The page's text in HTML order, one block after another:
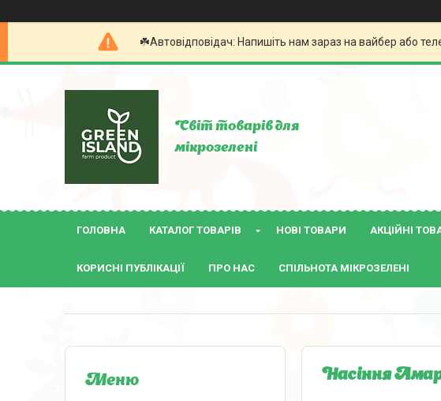
☘️Автовідповідач: Напишіть нам зараз на вайбер або
Світ товарів для
мікрозелені
ГОЛОВНА КАТАЛОГ ТОВАРІВ НОВІ ТОВАРИ АКЦІЙНІ
КОРИСНІ ПУБЛІКАЦІЇ ПРО НАС СПІЛЬНОТА МІКРОЗЕЛЕНІ
Насіння